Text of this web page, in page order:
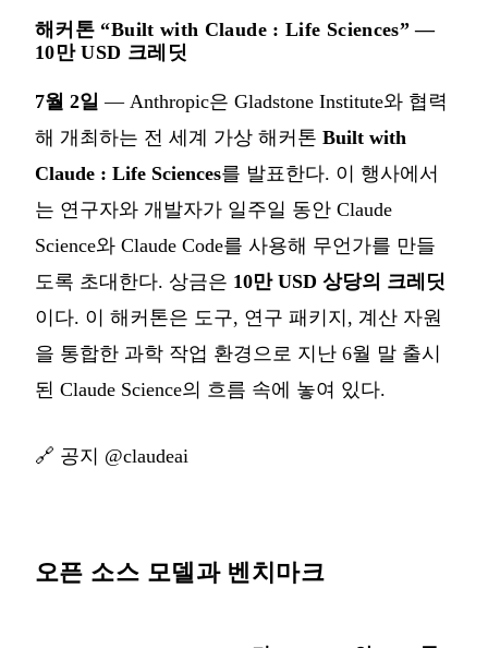
해커톤 “Built with Claude : Life Sciences” —
10만 USD 크레딧
7월 2일 — Anthropic은 Gladstone Institute와 협력
해 개최하는 전 세계 가상 해커톤 Built with
Claude : Life Sciences를 발표한다. 이 행사에서
는 연구자와 개발자가 일주일 동안 Claude
Science와 Claude Code를 사용해 무언가를 만들
도록 초대한다. 상금은 10만 USD 상당의 크레딧
이다. 이 해커톤은 도구, 연구 패키지, 계산 자원
을 통합한 과학 작업 환경으로 지난 6월 말 출시
된 Claude Science의 흐름 속에 놓여 있다.
🔗 공지 @claudeai
오픈 소스 모델과 벤치마크